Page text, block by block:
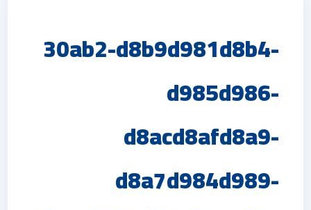
30ab2-d8b9d981d8b4-
d985d986-
d8acd8afd8a9-
d8a7d984d989-